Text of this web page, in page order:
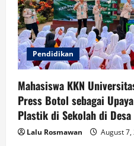
Pendidikan
Mahasiswa KKN
Press Botol sebagai
Plastik di Sekolah di
Lalu Rosmawan August 7,